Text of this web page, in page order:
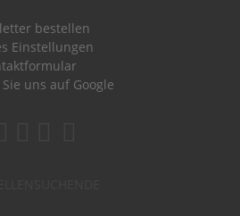
bestellen
Einstellungen
uns auf Google